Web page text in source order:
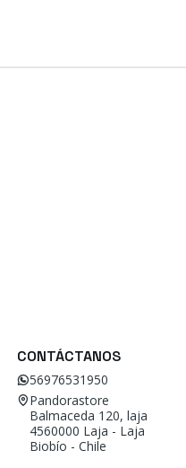
CONTÁCTANOS
56976531950
Pandorastore
Balmaceda 120, laja
4560000 Laja - Laja
Biobío - Chile